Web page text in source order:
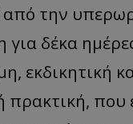
από την
δέκα
εκδικητική
πρακτική, που